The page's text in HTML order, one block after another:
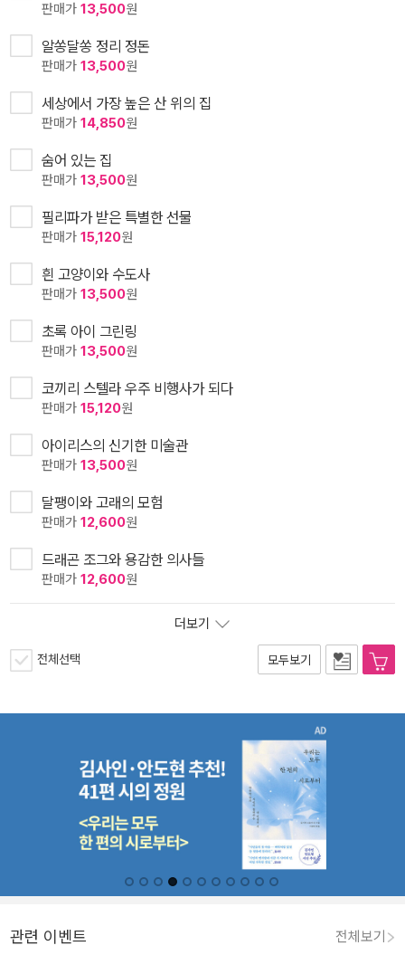
판매가 13,500원
알쏭달쏭 정리 정돈
판매가 13,500원
세상에서 가장 높은 산 위의 집
판매가 14,850원
숨어 있는 집
판매가 13,500원
필리파가 받은 특별한 선물
판매가 15,120원
흰 고양이와 수도사
판매가 13,500원
초록 아이 그린링
판매가 13,500원
코끼리 스텔라 우주 비행사가 되다
판매가 15,120원
아이리스의 신기한 미술관
판매가 13,500원
달팽이와 고래의 모험
판매가 12,600원
드래곤 조그와 용감한 의사들
판매가 12,600원
더보기
전체선택 모두보기
관련 이벤트 전체보기